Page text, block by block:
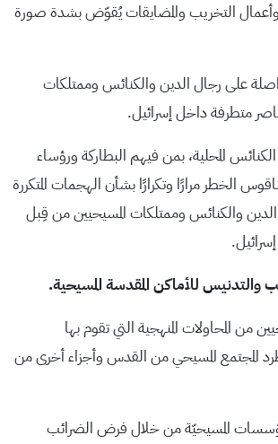
وأعمال التخريب والمضايقات يُقوّض بشدة صورة
على رجال الدين والكنائس وممتلكات
متطرفة داخل إسرائيل.
المحلية، بمن فيهم البطاركة ورؤساء
الخطر مرارًا وتكرارًا بشأن الهجمات المتكررة
الدين والكنائس وممتلكات المسيحيين من قِبل
والتدنيس للأماكن المقدسة المسيحية.
من المحاولات المنهجية التي تقوم بها
المجتمع المسيحي من القدس وأجزاء أخرى من
المسيحيّة من خلال فرض الضرائب